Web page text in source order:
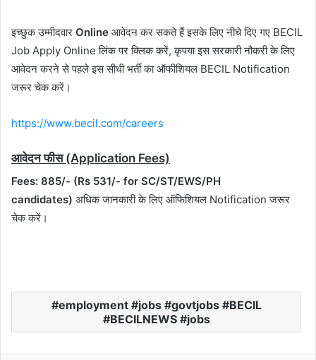
इच्छुक उम्मीदवार Online आवेदन कर सकते हैं इसके लिए नीचे दिए गए BECIL
Job Apply Online लिंक पर क्लिक करें, कृपया इस सरकारी नौकरी के लिए
आवेदन करने से पहले इस सीधी भर्ती का ऑफीशियल BECIL Notification
जरूर चेक करें।
https://www.becil.com/careers
आवेदन फीस (Application Fees)
Fees: 885/- (Rs 531/- for SC/ST/EWS/PH
candidates) अधिक जानकारी के लिए ऑफिशियल Notification जरूर
चेक करें।
employment #jobs #govtjobs #BECIL
#BECILNEWS #jobs